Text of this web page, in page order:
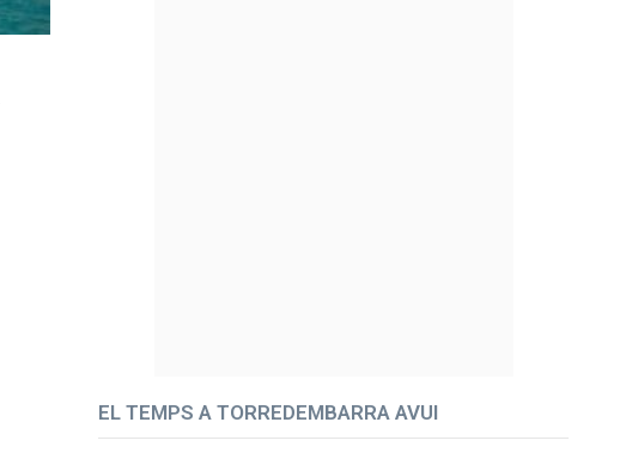
EL TEMPS A TORREDEMBARRA AVUI